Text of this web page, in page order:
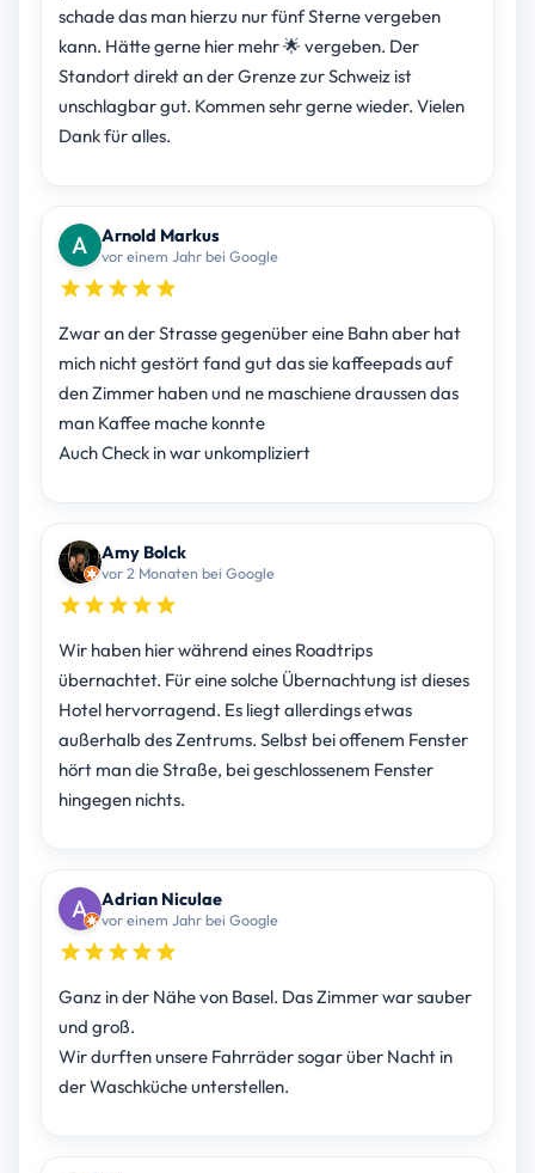
schade das man hierzu nur fünf Sterne vergeben
kann. Hätte gerne hier mehr 🌟 vergeben. Der
Standort direkt an der Grenze zur Schweiz ist
unschlagbar gut. Kommen sehr gerne wieder. Vielen
Dank für alles.
Arnold Markus
vor einem Jahr bei Google
Zwar an der Strasse gegenüber eine Bahn aber hat
mich nicht gestört fand gut das sie kaffeepads auf
den Zimmer haben und ne maschiene draussen das
man Kaffee mache konnte
Auch Check in war unkompliziert
Amy Bolck
vor 2 Monaten bei Google
Wir haben hier während eines Roadtrips
übernachtet. Für eine solche Übernachtung ist dieses
Hotel hervorragend. Es liegt allerdings etwas
außerhalb des Zentrums. Selbst bei offenem Fenster
hört man die Straße, bei geschlossenem Fenster
hingegen nichts.
Adrian Niculae
vor einem Jahr bei Google
Ganz in der Nähe von Basel. Das Zimmer war sauber
und groß.
Wir durften unsere Fahrräder sogar über Nacht in
der Waschküche unterstellen.